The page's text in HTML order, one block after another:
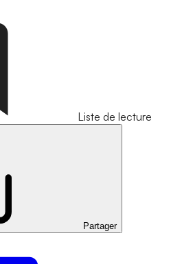
Liste de lecture
Partager